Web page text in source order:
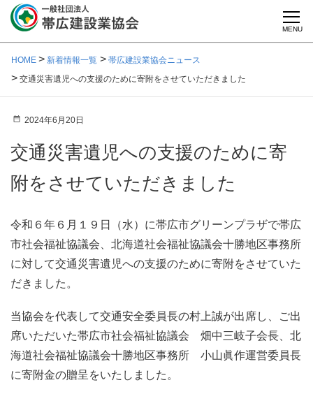
MENU
HOME 新着情報一覧
帯広建設業協会ニュース
交通災害遺児への支援のために寄附をさせていただきました
2024年6月20日
交通災害遺児への支援のために寄
附をさせていただきました
令和６年６月１９日（水）に帯広市グリーンプラザで帯広
市社会福祉協議会、北海道社会福祉協議会十勝地区事務所
に対して交通災害遺児への支援のために寄附をさせていた
だきました。
当協会を代表して交通安全委員長の村上誠が出席し、ご出
席いただいた帯広市社会福祉協議会 畑中三岐子会長、北
海道社会福祉協議会十勝地区事務所 小山眞作運営委員長
に寄附金の贈呈をいたしました。